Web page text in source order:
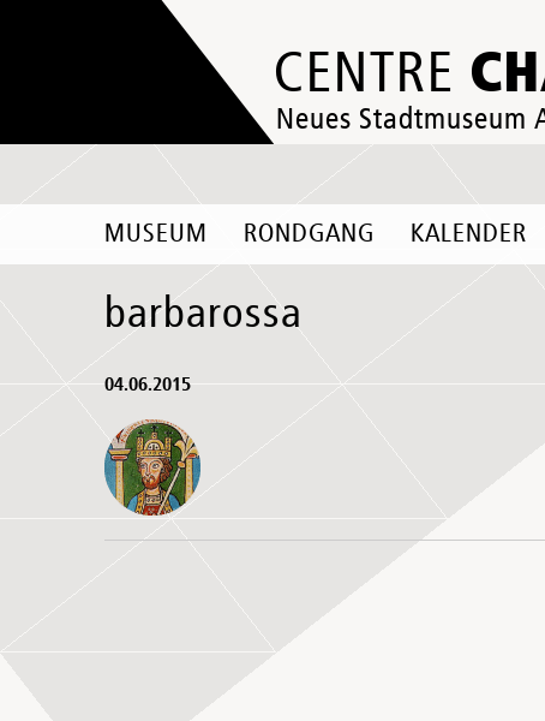
CENTRE
Neues Stadtmuseum
MUSEUM RONDGANG KALENDER
barbarossa
04.06.2015